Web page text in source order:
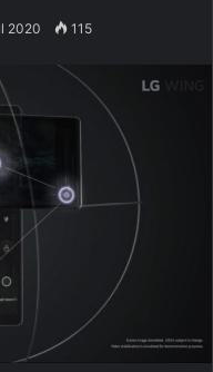
2020 115